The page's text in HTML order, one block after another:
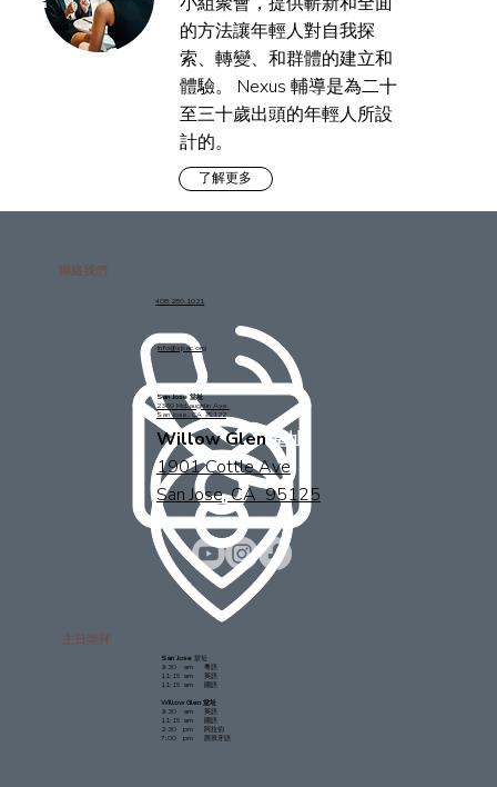
的方法讓年輕人對自我探
索、轉變、和群體的建立和
體驗。 Nexus 輔導是為二十
至三十歲出頭的年輕人所設
計的。
了解更多
聯絡我們
408.280.1021
info@sjcac.org
San Jose 堂址
2360 McLaughlin Ave.
San Jose, CA 95122
Willow Glen 堂址
1901 Cottle Ave
San Jose, CA 95125
主日崇拜
San Jose 堂址
9:30 am 粵語
11:15 am 英語
11:15 am 國語
Willow Glen 堂址
9:30 am 英語
11:15 am 國語
2:30 pm 阿拉伯
7:00 pm 西班牙語